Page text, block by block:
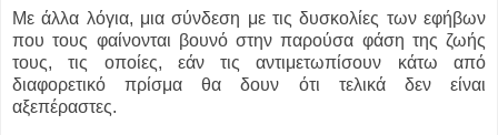
Με άλλα λόγια, μια σύνδεση με τις δυσκολίες των εφήβων
που τους φαίνονται βουνό στην παρούσα φάση της ζωής
τους, τις οποίες, εάν τις αντιμετωπίσουν κάτω από
διαφορετικό πρίσμα θα δουν ότι τελικά δεν είναι
αξεπέραστες.